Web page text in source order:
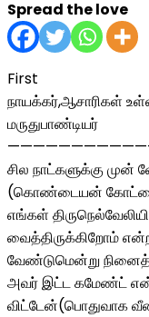
Spread the love
First
நாயக்கர்,ஆசாரிகள்
மருதுபாண்டியர்
சில நாட்களுக்கு முன்
(கொண்டையன் கோட்டை
எங்கள்
வைத்திருக்கிறோம்
வேண்டுமென்று
அவர் இட்ட கமேண்ட்
விட்டேன்(பொதுவாக